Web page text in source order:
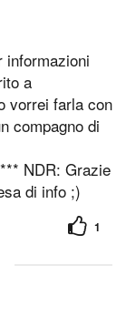
informazioni
a
vorrei farla con
compagno di
NDR: Grazie
di info ;)
1